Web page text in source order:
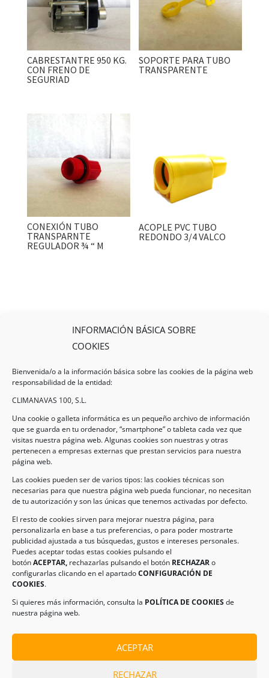
INFORMACIÓN BÁSICA SOBRE
COOKIES
Bienvenida/o a la información básica sobre las cookies de la página web
responsabilidad de la entidad:
CLIMANAVAS 100, S.L.
Una cookie o galleta informática es un pequeño archivo de información
que se guarda en tu ordenador, “smartphone” o tableta cada vez que
visitas nuestra página web. Algunas cookies son nuestras y otras
pertenecen a empresas externas que prestan servicios para nuestra
página web.
Las cookies pueden ser de varios tipos: las cookies técnicas son
necesarias para que nuestra página web pueda funcionar, no necesitan
de tu autorización y son las únicas que tenemos activadas por defecto.
El resto de cookies sirven para mejorar nuestra página, para
personalizarla en base a tus preferencias, o para poder mostrarte
publicidad ajustada a tus búsquedas, gustos e intereses personales.
Puedes aceptar todas estas cookies pulsando el
botónACEPTAR, rechazarlas pulsando el botón RECHAZARo
configurarlas clicando en el apartadoCONFIGURACIÓN DE
COOKIES.
Si quieres más información, consulta la POLÍTICA DE COOKIESde
nuestra página web.
ACEPTAR
RECHAZAR
CABRESTANTRE 950 KG.
CON FRENO DE
SEGURIAD
SOPORTE PARA TUBO
TRANSPARENTE
CONEXIÓN TUBO
TRANSPARNTE
REGULADOR ¾ “ M
ACOPLE PVC TUBO
REDONDO 3/4 VALCO
Legal
AVISO LEGAL
POLÍTICA DE COOKIES
Información de Contacto
Dirección:
Navas de Jorquera – Albacete (España)
Tel:(+34) 967 48 22 15
Email:info@climanavas.com